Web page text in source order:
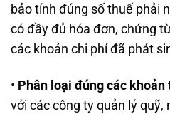
bảo tính đúng số thuế phải
có đầy đủ hóa đơn, chứng
các khoản chi phí đã phát
• Phân loại đúng các
với các công ty quản lý